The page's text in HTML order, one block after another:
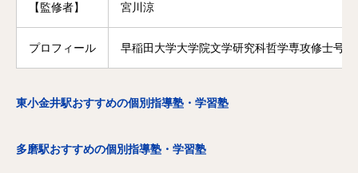
【監修者】 宮川涼
プロフィール 早稲田大学大学院文学研究科哲学専攻修士号
東小金井駅おすすめの個別指導塾・学習塾
多磨駅おすすめの個別指導塾・学習塾